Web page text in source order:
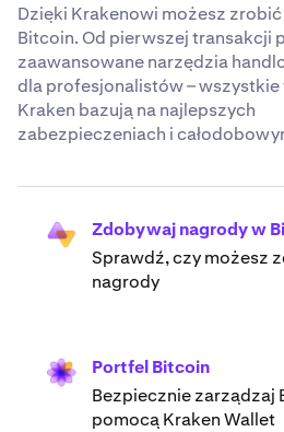
Dzięki Krakenowi możesz
Bitcoin. Od pierwszej transakcji
zaawansowane narzędzia
dla profesjonalistów –
Kraken bazują na najlepszych
zabezpieczeniach i
Zdobywaj nagrody w
Sprawdź, czy możesz
nagrody
Portfel Bitcoin
Bezpiecznie zarządzaj
pomocą Kraken Wallet